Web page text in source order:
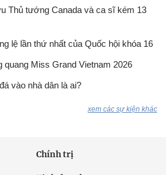
Thủ tướng Canada và ca sĩ kém 13
lệ lần thứ nhất của Quốc hội khóa 16
quang Miss Grand Vietnam 2026
vào nhà dân là ai?
xem các sự kiện khác
Chính trị